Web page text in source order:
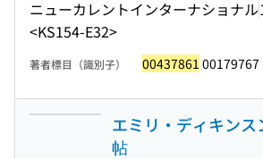
ニューカレントインターナショナル
<KS154-E32>
著者標目（識別子） 00437861 00179767
エミリ・ディキン
帖